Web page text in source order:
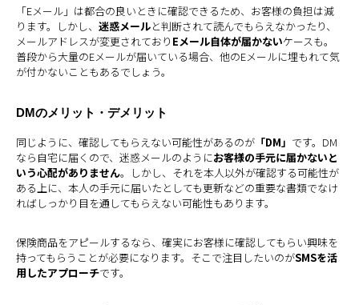
「Eメール」は都合の良いときに確認できるため、お客様の負担は減
ります。しかし、 迷惑メールと判断されて読んでもらえなかったり、
メールアドレスが変更されており Eメール自体が届かないケースも。
普段から大量のEメールが届いている場合、他のEメールに埋もれて気
が付かないこともあるでしょう。
DMのメリット・デメリット
同じように、確認してもらえない可能性があるのが 「DM」 です。DM
なら自宅に届くので、迷惑メールのようにお客様の手元に届かないと
いう心配がありません。しかし、それを本人以外が確認する可能性が
ある上に、本人の手元に届いたとしても更新などの重要な書類でなけ
ればしっかり目を通してもらえない可能性もあります。
保険商品をアピールするなら、確実にお客様に確認してもらい興味を
持ってもらうことが必要になります。そこで注目したいのがSMSを活
用したアプローチです。